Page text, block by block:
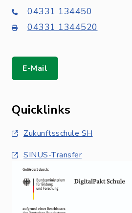
04331 134450
04331 1344520
E-Mail
Quicklinks
Zukunftsschule SH
SINUS-Transfer